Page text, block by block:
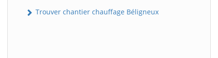
Trouver chantier chauffage Béligneux